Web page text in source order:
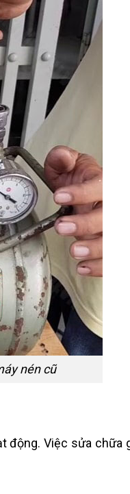
nén cũ
động.Việc sửa chữa